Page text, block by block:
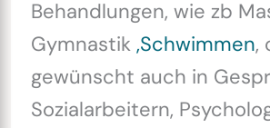
Behandlungen, wie zb
Gymnastik ,Schwimmen,
gewünscht auch in
Sozialarbeitern,